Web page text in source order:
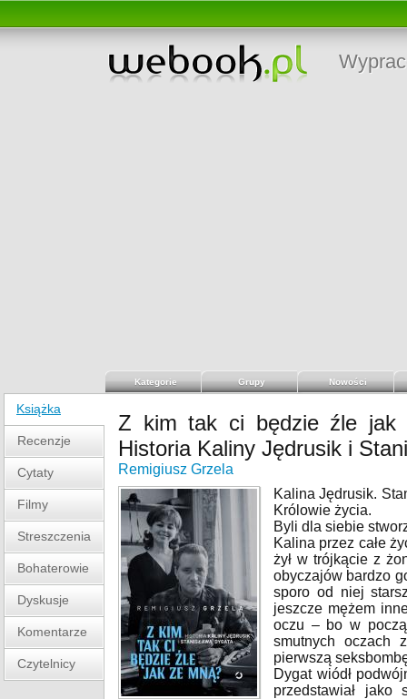
Kategorie Grupy Nowości
Książka
Recenzje
Cytaty
Filmy
Streszczenia
Bohaterowie
Dyskusje
Komentarze
Czytelnicy
Z kim tak ci będzie źle jak
Historia Kaliny Jędrusik i
Remigiusz Grzela
Kalina Jędrusik.
Królowie życia.
Byli dla siebie
Kalina przez całe
żył w trójkącie z
obyczajów bardzo
sporo od niej
jeszcze mężem
oczu – bo w
smutnych oczach
pierwszą
Dygat wiódł
przedstawiał jako